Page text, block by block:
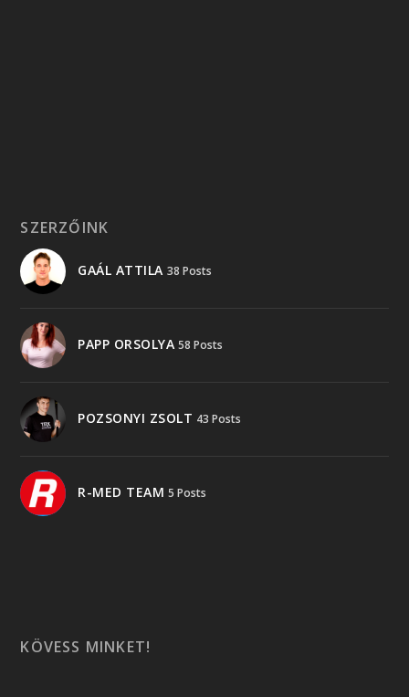
SZERZŐINK
GAÁL ATTILA 38 Posts
PAPP ORSOLYA 58 Posts
POZSONYI ZSOLT 43 Posts
R-MED TEAM 5 Posts
KÖVESS MINKET!